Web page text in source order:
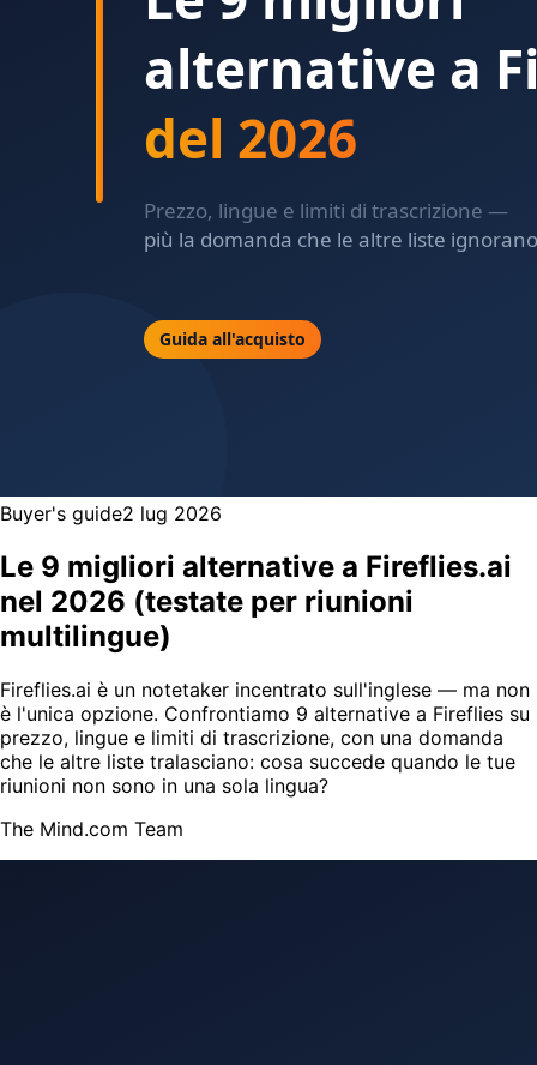
Buyer's guide2 lug 2026
Le 9 migliori alternative a Fireflies.ai
nel 2026 (testate per riunioni
multilingue)
Fireflies.ai è un notetaker incentrato sull'inglese — ma non
è l'unica opzione. Confrontiamo 9 alternative a Fireflies su
prezzo, lingue e limiti di trascrizione, con una domanda
che le altre liste tralasciano: cosa succede quando le tue
riunioni non sono in una sola lingua?
The Mind.com Team